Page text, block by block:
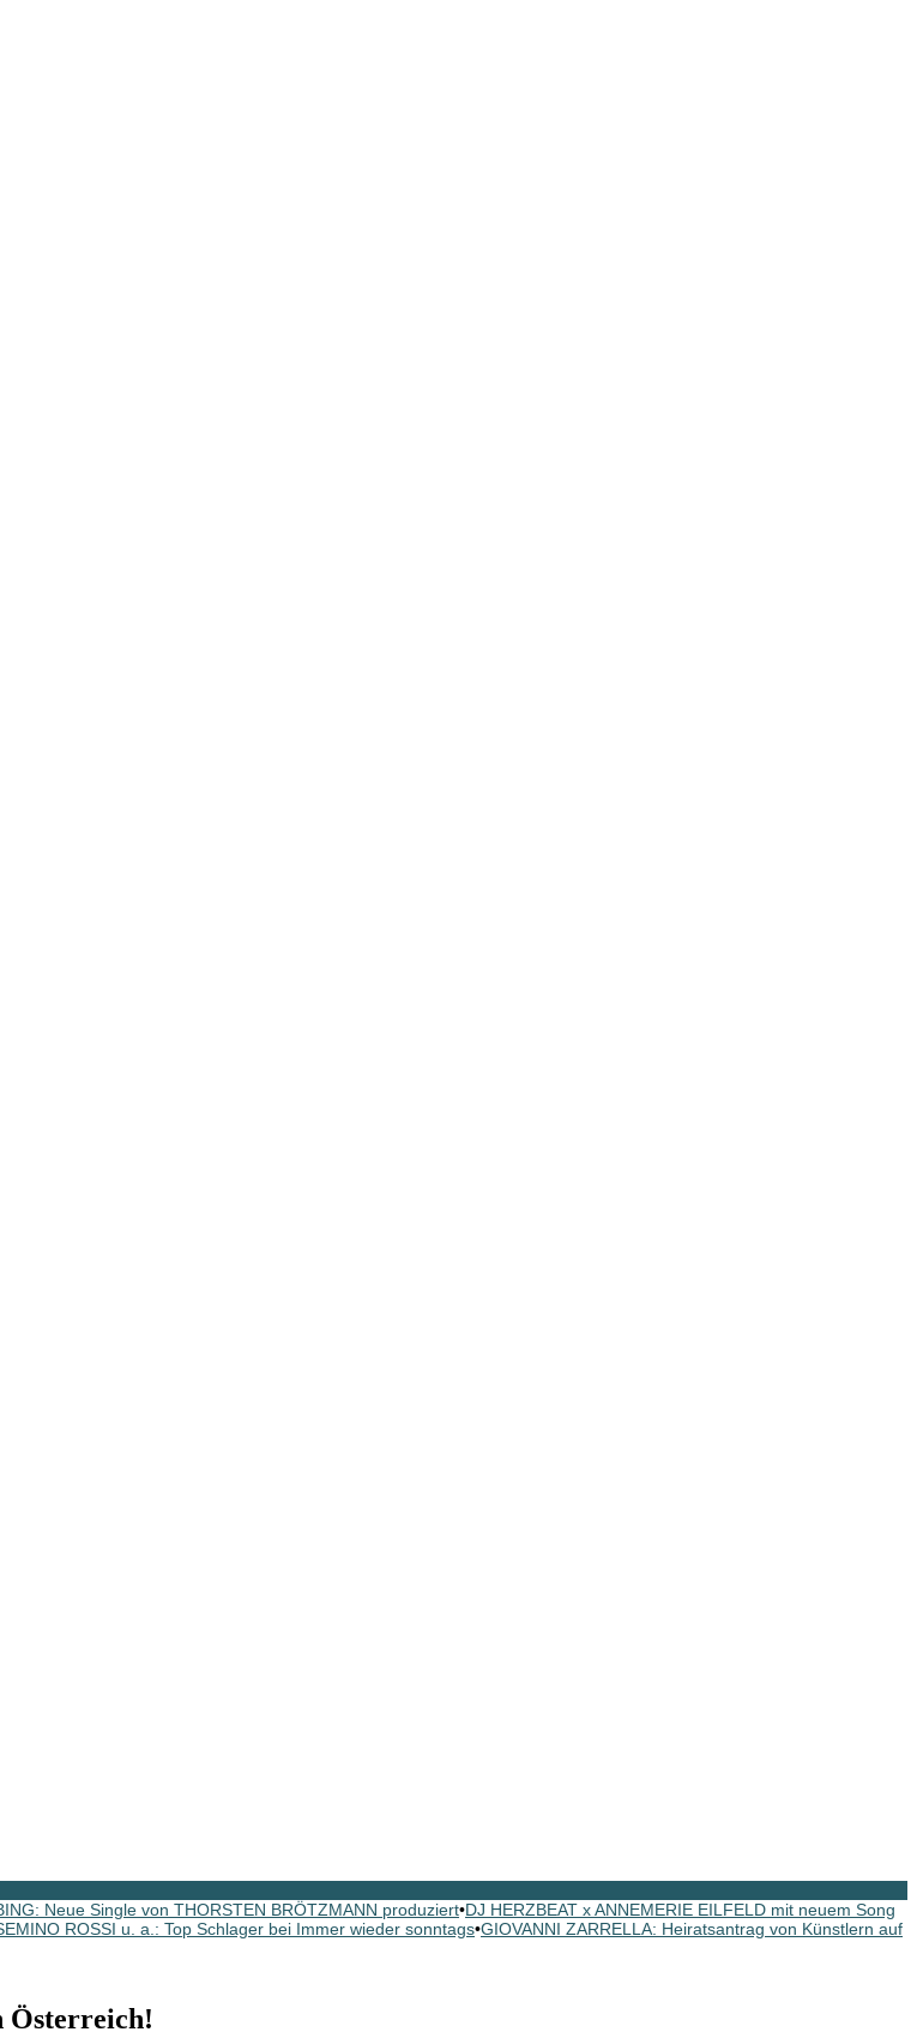
Neue Single von THORSTEN BRÖTZMANN produziert•DJ HERZBEAT x ANNEMERIE EILFELD mit neuem Song
ROSSI u. a.: Top Schlager bei Immer wieder sonntags•GIOVANNI ZARRELLA: Heiratsantrag von Künstlern auf
Österreich!